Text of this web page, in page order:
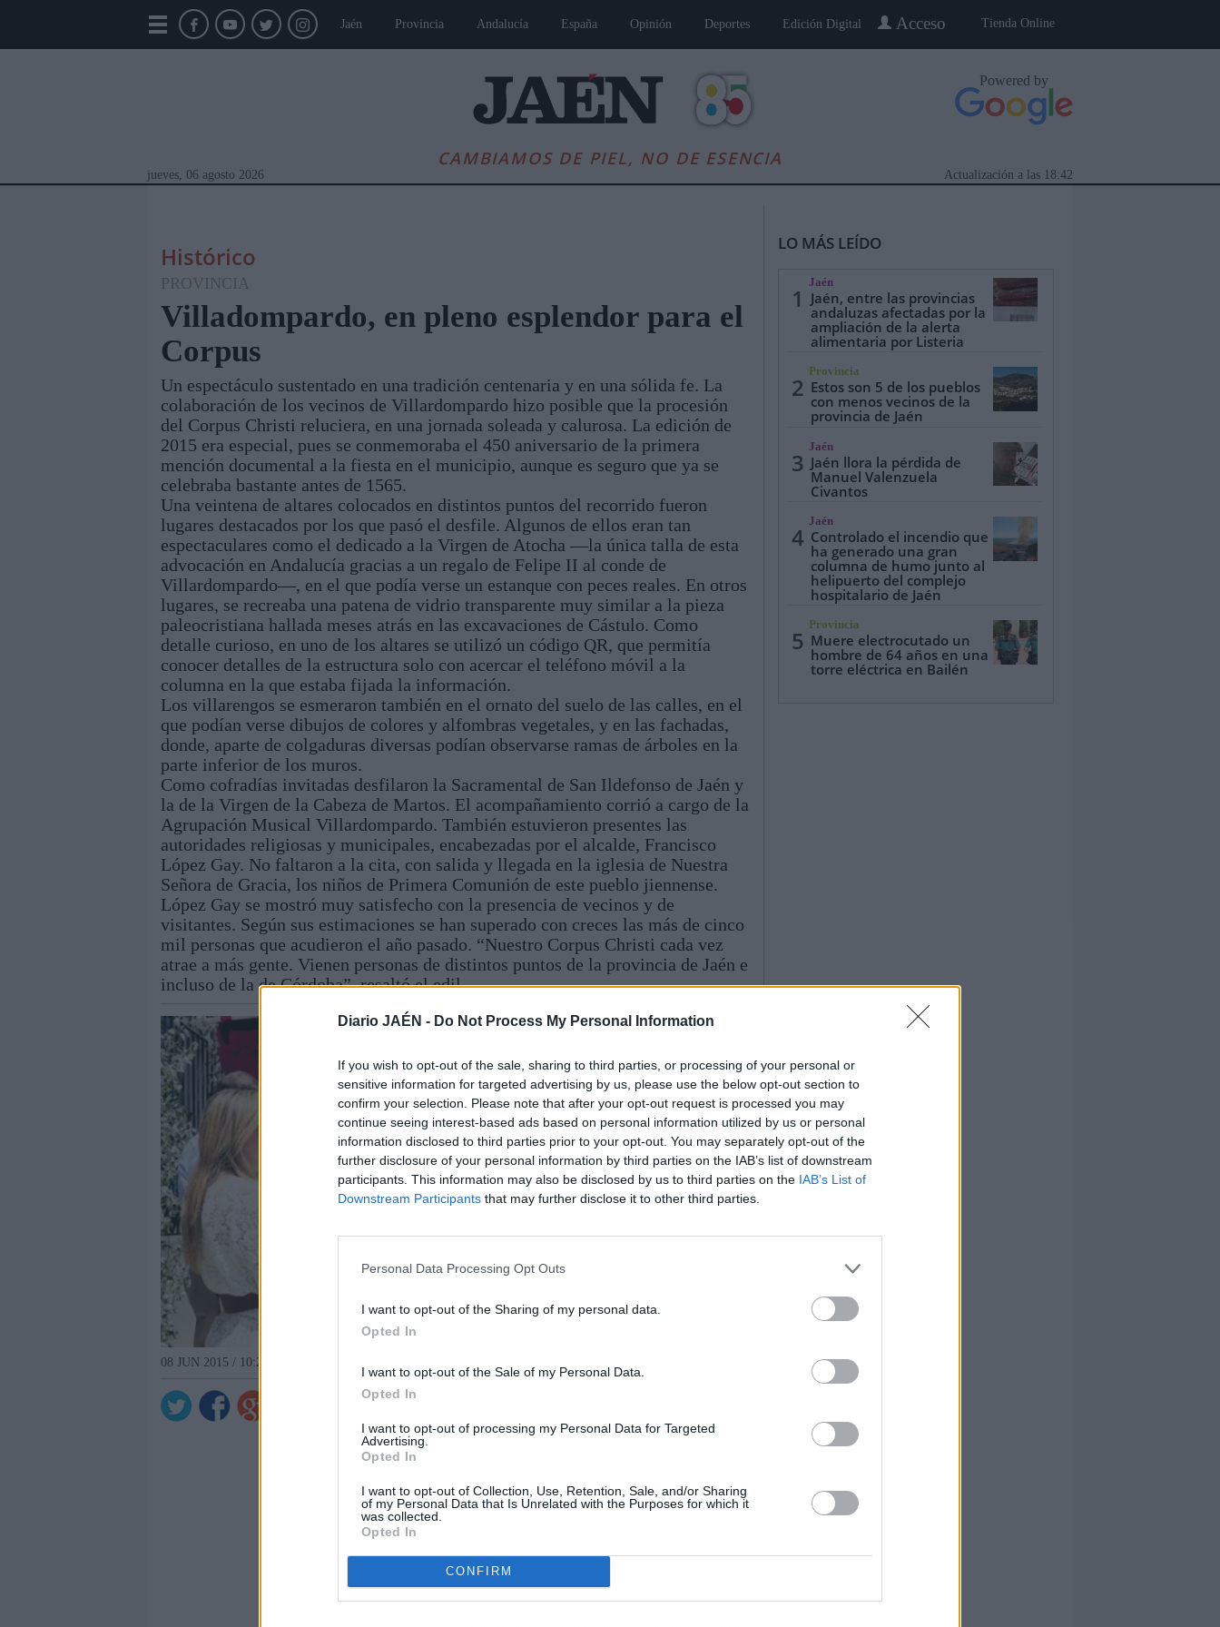
Diario JAÉN - Do Not Process My Personal Information
If you wish to opt-out of the sale, sharing to third parties, or processing of your personal or
sensitive information for targeted advertising by us, please use the below opt-out section to
confirm your selection. Please note that after your opt-out request is processed you may
continue seeing interest-based ads based on personal information utilized by us or personal
information disclosed to third parties prior to your opt-out. You may separately opt-out of the
further disclosure of your personal information by third parties on the IAB’s list of downstream
participants. This information may also be disclosed by us to third parties on the IAB’s List of
Downstream Participants that may further disclose it to other third parties.
Personal Data Processing Opt Outs
I want to opt-out of the Sharing of my personal data.
Opted In
I want to opt-out of the Sale of my Personal Data.
Opted In
I want to opt-out of processing my Personal Data for Targeted
Advertising.
Opted In
I want to opt-out of Collection, Use, Retention, Sale, and/or Sharing
of my Personal Data that Is Unrelated with the Purposes for which it
was collected.
Opted In
CONFIRM
Tienda Online
Acceso
Jaén Provincia Andalucía España Opinión Deportes Edición Digital
CAMBIAMOS DE PIEL, NO DE ESENCIA
Powered by
jueves, 06 agosto 2026 18:42
Actualización a las
Módulos Portada Jaén, Pueblo a Pueblo Gente Especiales
Histórico
PROVINCIA
Villadompardo, en pleno esplendor para el
Corpus
Un espectáculo sustentado en una tradición centenaria y en una sólida fe. La
colaboración de los vecinos de Villardompardo hizo posible que la procesión
del Corpus Christi reluciera, en una jornada soleada y calurosa. La edición de
2015 era especial, pues se conmemoraba el 450 aniversario de la primera
mención documental a la fiesta en el municipio, aunque es seguro que ya se
celebraba bastante antes de 1565.
Una veintena de altares colocados en distintos puntos del recorrido fueron
lugares destacados por los que pasó el desfile. Algunos de ellos eran tan
espectaculares como el dedicado a la Virgen de Atocha —la única talla de esta
advocación en Andalucía gracias a un regalo de Felipe II al conde de
Villardompardo—, en el que podía verse un estanque con peces reales. En otros
lugares, se recreaba una patena de vidrio transparente muy similar a la pieza
paleocristiana hallada meses atrás en las excavaciones de Cástulo. Como
detalle curioso, en uno de los altares se utilizó un código QR, que permitía
conocer detalles de la estructura solo con acercar el teléfono móvil a la
columna en la que estaba fijada la información.
Los villarengos se esmeraron también en el ornato del suelo de las calles, en el
que podían verse dibujos de colores y alfombras vegetales, y en las fachadas,
donde, aparte de colgaduras diversas podían observarse ramas de árboles en la
parte inferior de los muros.
Como cofradías invitadas desfilaron la Sacramental de San Ildefonso de Jaén y
la de la Virgen de la Cabeza de Martos. El acompañamiento corrió a cargo de la
Agrupación Musical Villardompardo. También estuvieron presentes las
autoridades religiosas y municipales, encabezadas por el alcalde, Francisco
López Gay. No faltaron a la cita, con salida y llegada en la iglesia de Nuestra
Señora de Gracia, los niños de Primera Comunión de este pueblo jiennense.
López Gay se mostró muy satisfecho con la presencia de vecinos y de
visitantes. Según sus estimaciones se han superado con creces las más de cinco
mil personas que acudieron el año pasado. “Nuestro Corpus Christi cada vez
atrae a más gente. Vienen personas de distintos puntos de la provincia de Jaén e
incluso de la de Córdoba”, resaltó el edil.
08 JUN 2015 / 10:25 H.
LO MÁS LEÍDO
1
Jaén
Jaén, entre las provincias
andaluzas afectadas por la
ampliación de la alerta
alimentaria por Listeria
2
Provincia
Estos son 5 de los pueblos
con menos vecinos de la
provincia de Jaén
3
Jaén
Jaén llora la pérdida de
Manuel Valenzuela
Civantos
4
Jaén
Controlado el incendio que
ha generado una gran
columna de humo junto al
helipuerto del complejo
hospitalario de Jaén
5
Provincia
Muere electrocutado un
hombre de 64 años en una
torre eléctrica en Bailén